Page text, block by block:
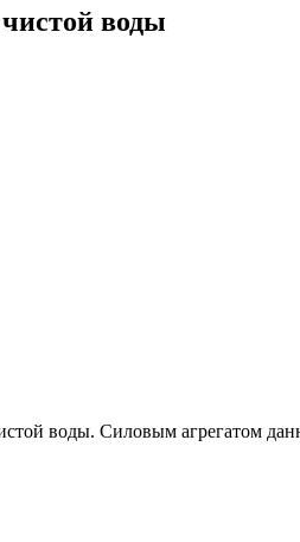
воды
воды. Силовым агрегатом